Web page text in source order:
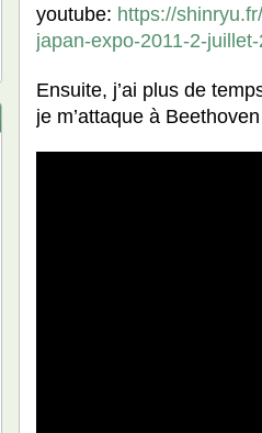
youtube: https://
japan-expo-2011-2-
Ensuite, j’ai plus de
je m’attaque à